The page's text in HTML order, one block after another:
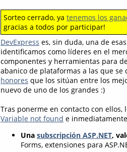
Sorteo cerrado, ya tenemos los
gracias a todos por participar!
DevExpress es, sin duda, una de
identificamos como líderes en el
componentes y herramientas para
abanico de plataformas a las que
honores que los sitúan entre los
nuevo de uno de los grandes :)
Tras ponerme en contacto con
Variable not found e
Una subscripción ASP.NET,
Forms, extensiones para